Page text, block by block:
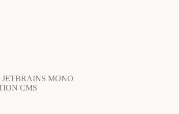
MONO
CMS